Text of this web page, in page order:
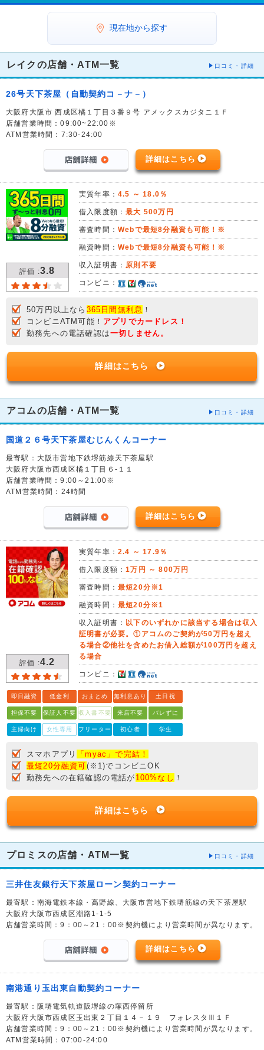
現在地から探す
レイクの店舗・ATM一覧 口コミ・詳細
26号天下茶屋（自動契約コ－ナ－）
大阪府大阪市 西成区橘１丁目３番９号 アメックスカジタニ１Ｆ
店舗営業時間：09:00~22:00※
ATM営業時間：7:30-24:00
詳細はこちら
評価 :3.8
実質年率： 4.5 ～ 18.0％
借入限度額：最大 500万円
審査時間： Webで最短8分融資も可能！※
融資時間： Webで最短8分融資も可能！※
収入証明書： 原則不要
コンビニ：
50万円以上なら 365日間無利息 ！
コンビニATM可能！ アプリでカードレス！
勤務先への電話確認は一切しません。
詳細はこちら
アコムの店舗・ATM一覧 口コミ・詳細
国道２６号天下茶屋むじんくんコーナー
最寄駅：大阪市営地下鉄堺筋線天下茶屋駅
大阪府大阪市西成区橘１丁目６-１１
店舗営業時間：9:00～21:00※
ATM営業時間：24時間
詳細はこちら
評価 :4.2
実質年率： 2.4 ～ 17.9％
借入限度額：1万円 ～ 800万円
審査時間： 最短20分※1
融資時間： 最短20分※1
収入証明書： 以下のいずれかに該当する場合は収入
証明書が必要。①アコムのご契約が50万円を超え
る場合②他社を含めたお借入総額が100万円を超え
る場合
コンビニ：
即日融資 低金利 おまとめ 無利息あり 土日祝
担保不要 保証人不要 収入書不要 来店不要 バレずに
主婦向け 女性専用 フリーター 初心者 学生
スマホアプリ
「myac」で完結！
最短20分融資可(※1)でコンビニOK
勤務先への在籍確認の電話が 100%なし ！
詳細はこちら
プロミスの店舗・ATM一覧 口コミ・詳細
三井住友銀行天下茶屋ローン契約コーナー
最寄駅：南海電鉄本線・高野線、大阪市営地下鉄堺筋線の天下茶屋駅
大阪府大阪市西成区潮路1-1-5
店舗営業時間：9：00～21：00※契約機により営業時間が異なります。
詳細はこちら
南港通り玉出東自動契約コーナー
最寄駅：阪堺電気軌道阪堺線の塚西停留所
大阪府大阪市西成区玉出東２丁目１４－１９ フォレスタⅢ１Ｆ
店舗営業時間：9：00～21：00※契約機により営業時間が異なります。
ATM営業時間：07:00-24:00